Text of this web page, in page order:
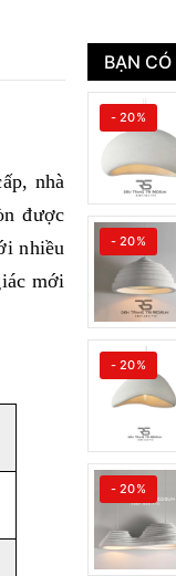
nhà
được
nhiều
mới
BẠN
- 20%
- 20%
- 20%
- 20%